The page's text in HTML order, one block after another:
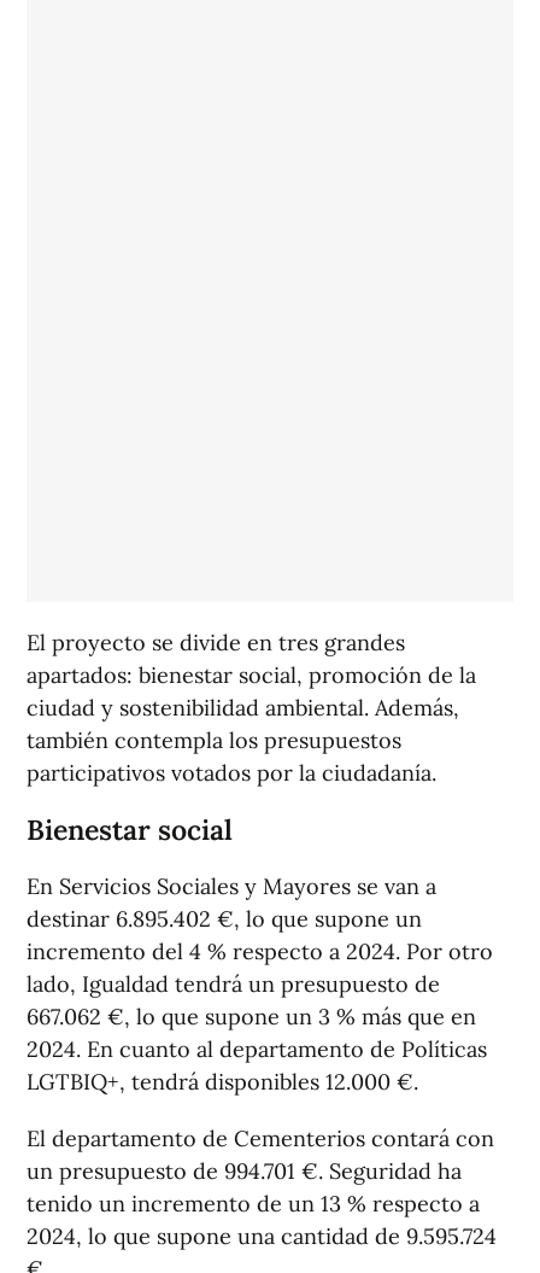
El proyecto se divide en tres grandes
apartados: bienestar social, promoción de la
ciudad y sostenibilidad ambiental. Además,
también contempla los presupuestos
participativos votados por la ciudadanía.
Bienestar social
En Servicios Sociales y Mayores se van a
destinar 6.895.402 €, lo que supone un
incremento del 4 % respecto a 2024. Por otro
lado, Igualdad tendrá un presupuesto de
667.062 €, lo que supone un 3 % más que en
2024. En cuanto al departamento de Políticas
LGTBIQ+, tendrá disponibles 12.000 €.
El departamento de Cementerios contará con
un presupuesto de 994.701 €. Seguridad ha
tenido un incremento de un 13 % respecto a
2024, lo que supone una cantidad de 9.595.724